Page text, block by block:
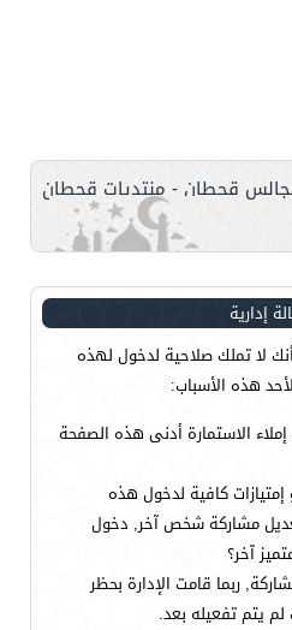
قحطان - منتديات قحطان
إدارية
لا تملك صلاحية لدخول لهذه
هذه الأسباب:
الاستمارة أدنى هذه الصفحة
كافية لدخول هذه
مشاركة شخص آخر, دخول
آخر؟
ربما قامت الإدارة بحظر
يتم تفعيله بعد.